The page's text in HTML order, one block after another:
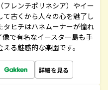
レンチポリネシア）やイー
古くから人々の心を魅了し
ヒチはハネムーナーが憧れ
で有名なイースター島も手
る魅惑的な楽園です。
詳細を見る